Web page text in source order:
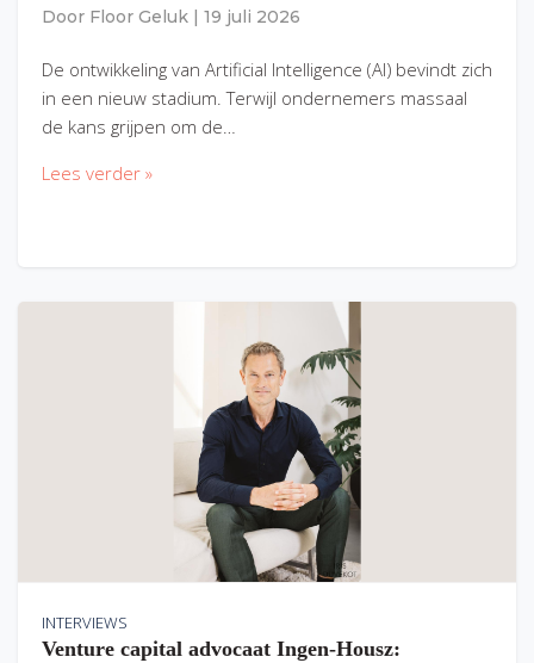
Door Floor Geluk 19 juli 2026
De ontwikkeling van Artificial Intelligence (AI) bevindt zich
in een nieuw stadium. Terwijl ondernemers massaal
de kans grijpen om de…
Lees verder »
INTERVIEWS
Venture capital advocaat Ingen-Housz: